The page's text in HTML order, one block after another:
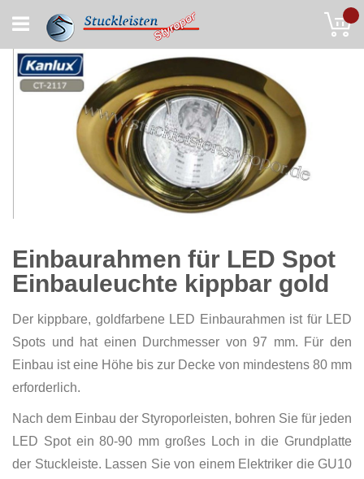
to
Content
Einbaurahmen für LED Spot
Einbauleuchte kippbar gold
Der kippbare, goldfarbene LED Einbaurahmen ist für LED
Spots und hat einen Durchmesser von 97 mm. Für den
Einbau ist eine Höhe bis zur Decke von mindestens 80 mm
erforderlich.
Nach dem Einbau der Styroporleisten, bohren Sie für jeden
LED Spot ein 80-90 mm großes Loch in die Grundplatte
der Stuckleiste. Lassen Sie von einem Elektriker die GU10